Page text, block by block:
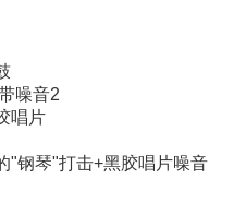
噪音2
唱片
"钢琴"打击+黑胶唱片噪音